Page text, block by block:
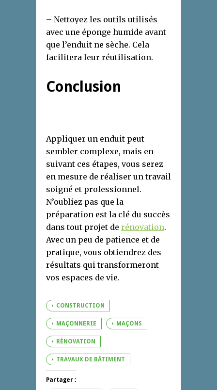
– Nettoyez les outils utilisés
avec une éponge humide avant
que l’enduit ne sèche. Cela
facilitera leur réutilisation.
Conclusion
Appliquer un enduit peut
sembler complexe, mais en
suivant ces étapes, vous serez
en mesure de réaliser un travail
soigné et professionnel.
N’oubliez pas que la
préparation est la clé du succès
dans tout projet de rénovation.
Avec un peu de patience et de
pratique, vous obtiendrez des
résultats qui transformeront
vos espaces de vie.
CONSTRUCTION
MAÇONNERIE MAÇONS
RÉNOVATION
TRAVAUX DE BÂTIMENT
Partager :